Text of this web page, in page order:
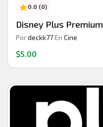
0.0 (0)
Disney Plus Premium
Pordeckk77En Cine
$5.00